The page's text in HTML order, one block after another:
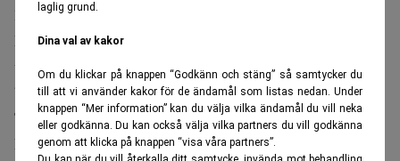
laglig grund.
Dina val av kakor
Om du klickar på knappen “Godkänn och stäng” så samtycker du
till att vi använder kakor för de ändamål som listas nedan. Under
knappen “Mer information” kan du välja vilka ändamål du vill neka
eller godkänna. Du kan också välja vilka partners du vill godkänna
genom att klicka på knappen “visa våra partners”.
luftkonditionering länge varit ovanlig, skriver
En viktig förklaring är att kinesiska tillverkare har
utvecklat portabla modeller som uppfyller europeiska
byggnadsregler.
Till skillnad från traditionella luftkonditioneringssystem
kräver de inte permanent installation eller håltagning i